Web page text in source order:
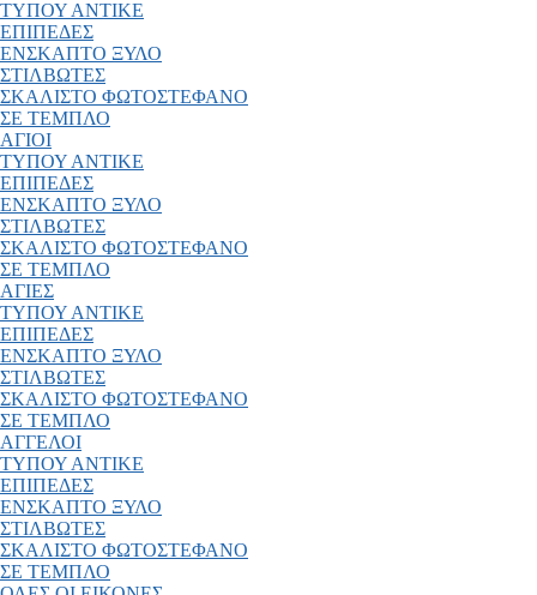
ΤΥΠΟΥ ΑΝΤΙΚΕ
ΕΠΙΠΕΔΕΣ
ΕΝΣΚΑΠΤΟ ΞΥΛΟ
ΣΤΙΛΒΩΤΕΣ
ΣΚΑΛΙΣΤΟ ΦΩΤΟΣΤΕΦΑΝΟ
ΣΕ ΤΕΜΠΛΟ
ΑΓΙΟΙ
ΤΥΠΟΥ ΑΝΤΙΚΕ
ΕΠΙΠΕΔΕΣ
ΕΝΣΚΑΠΤΟ ΞΥΛΟ
ΣΤΙΛΒΩΤΕΣ
ΣΚΑΛΙΣΤΟ ΦΩΤΟΣΤΕΦΑΝΟ
ΣΕ ΤΕΜΠΛΟ
ΑΓΙΕΣ
ΤΥΠΟΥ ΑΝΤΙΚΕ
ΕΠΙΠΕΔΕΣ
ΕΝΣΚΑΠΤΟ ΞΥΛΟ
ΣΤΙΛΒΩΤΕΣ
ΣΚΑΛΙΣΤΟ ΦΩΤΟΣΤΕΦΑΝΟ
ΣΕ ΤΕΜΠΛΟ
ΑΓΓΕΛΟΙ
ΤΥΠΟΥ ΑΝΤΙΚΕ
ΕΠΙΠΕΔΕΣ
ΕΝΣΚΑΠΤΟ ΞΥΛΟ
ΣΤΙΛΒΩΤΕΣ
ΣΚΑΛΙΣΤΟ ΦΩΤΟΣΤΕΦΑΝΟ
ΣΕ ΤΕΜΠΛΟ